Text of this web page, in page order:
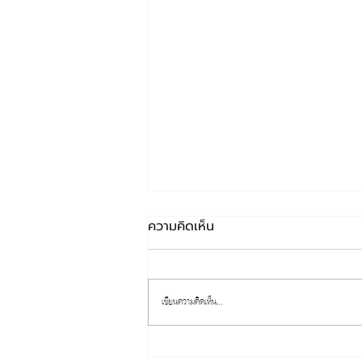
ความคิดเห็น
เขียนความคิดเห็น…